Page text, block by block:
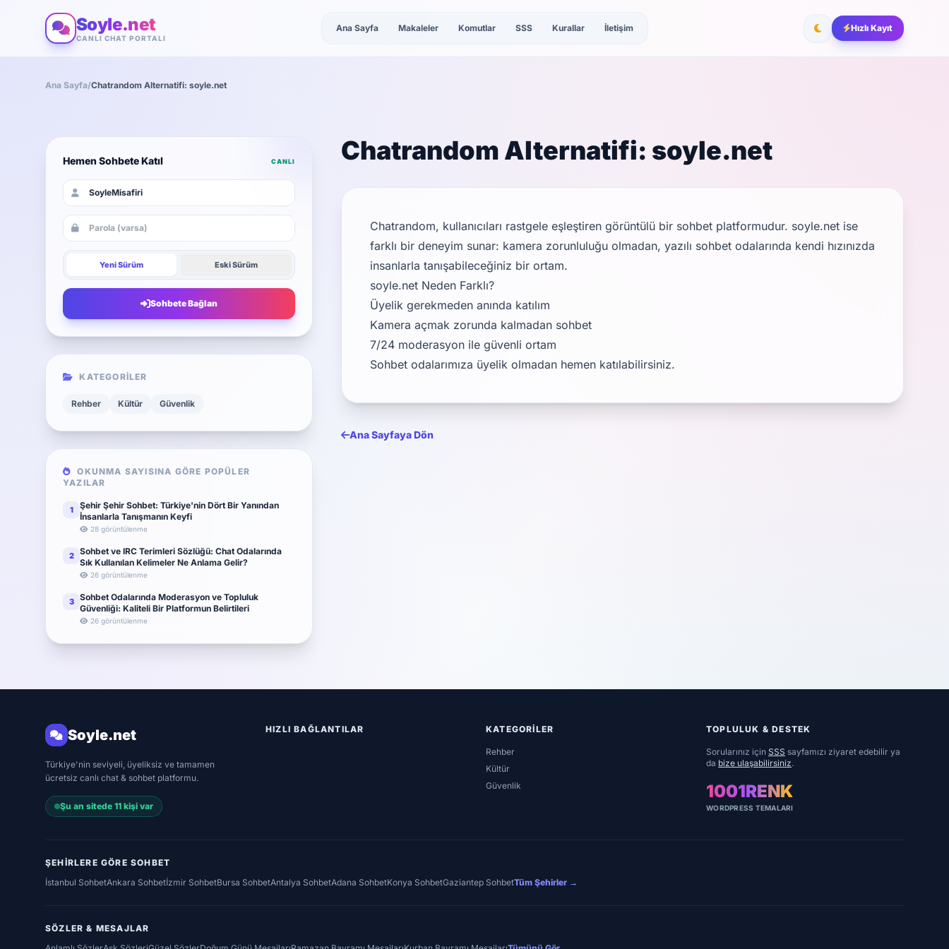
Soyle.net
CANLI CHAT PORTALI
Ana Sayfa Makaleler Komutlar SSS Kurallar İletişim Hızlı Kayıt
Ana Sayfa/Chatrandom Alternatifi: soyle.net
Hemen Sohbete Katıl CANLI
Yeni Sürüm Eski Sürüm
Sohbete Bağlan
KATEGORILER
Rehber Kültür Güvenlik
OKUNMA SAYISINA GÖRE POPÜLER
YAZILAR
1
Şehir Şehir Sohbet: Türkiye'nin Dört Bir Yanından
İnsanlarla Tanışmanın Keyfi
28 görüntülenme
2
Sohbet ve IRC Terimleri Sözlüğü: Chat Odalarında
Sık Kullanılan Kelimeler Ne Anlama Gelir?
26 görüntülenme
3
Sohbet Odalarında Moderasyon ve Topluluk
Güvenliği: Kaliteli Bir Platformun Belirtileri
26 görüntülenme
Chatrandom Alternatifi: soyle.net
Chatrandom, kullanıcıları rastgele eşleştiren görüntülü bir sohbet platformudur. soyle.net ise
farklı bir deneyim sunar: kamera zorunluluğu olmadan, yazılı sohbet odalarında kendi hızınızda
insanlarla tanışabileceğiniz bir ortam.
soyle.net Neden Farklı?
Üyelik gerekmeden anında katılım
Kamera açmak zorunda kalmadan sohbet
7/24 moderasyon ile güvenli ortam
Sohbet odalarımıza üyelik olmadan hemen katılabilirsiniz.
Ana Sayfaya Dön
Soyle.net
Türkiye'nin seviyeli, üyeliksiz ve tamamen
ücretsiz canlı chat & sohbet platformu.
Şu an sitede 11 kişi var
HIZLI BAĞLANTILAR KATEGORILER
Rehber
Kültür
Güvenlik
TOPLULUK & DESTEK
Sorularınız için SSS sayfamızı ziyaret edebilir ya
da bize ulaşabilirsiniz.
1001RENK
WORDPRESS TEMALARI
ŞEHIRLERE GÖRE SOHBET
İstanbul SohbetAnkara Sohbetİzmir SohbetBursa SohbetAntalya SohbetAdana SohbetKonya SohbetGaziantep SohbetTüm Şehirler →
SÖZLER & MESAJLAR